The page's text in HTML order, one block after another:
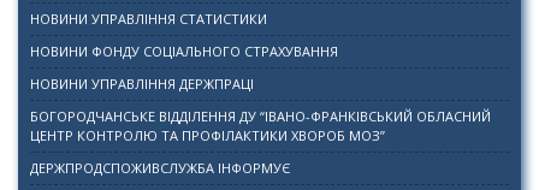
НОВИНИ УПРАВЛІННЯ СТАТИСТИКИ
НОВИНИ ФОНДУ СОЦІАЛЬНОГО СТРАХУВАННЯ
НОВИНИ УПРАВЛІННЯ ДЕРЖПРАЦІ
БОГОРОДЧАНСЬКЕ ВІДДІЛЕННЯ ДУ “ІВАНО-ФРАНКІВСЬКИЙ ОБЛАСНИЙ
ЦЕНТР КОНТРОЛЮ ТА ПРОФІЛАКТИКИ ХВОРОБ МОЗ”
ДЕРЖПРОДСПОЖИВСЛУЖБА ІНФОРМУЄ